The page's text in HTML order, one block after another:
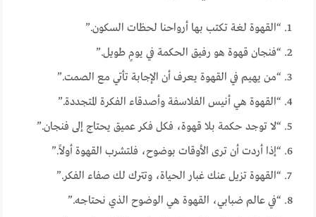
“القهوة لغة تكتب بها أرواحنا لحظات السكون.”
“فنجان قهوة هو رفيق الحكمة في يومٍ طويل.”
“من يهيم في القهوة يعرف أن الإجابة تأتي مع الصمت.”
“القهوة هي أنيس الفلاسفة وأصدقاء الفكرة المتجددة.”
“لا توجد حكمة بلا قهوة، فكل فكر عميق يحتاج إلى فنجان.”
“إذا أردت أن ترى الأوقات بوضوح، فلتشرب القهوة أولاً.”
“القهوة تزيل عنك غبار الحياة، وتترك لك صفاء الفكر.”
“في عالم ضبابي، القهوة هي الوضوح الذي نحتاجه.”